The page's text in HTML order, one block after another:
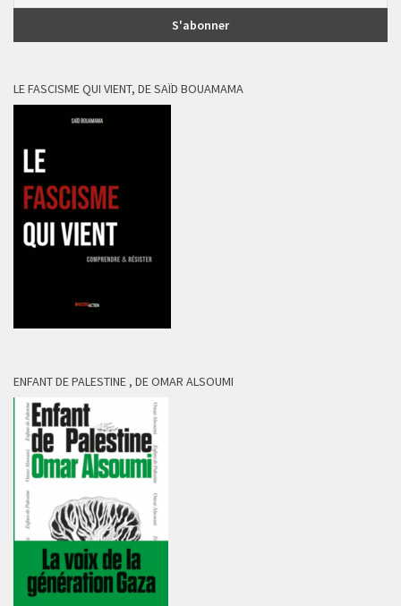
LE FASCISME QUI VIENT, DE SAÏD BOUAMAMA
ENFANT DE PALESTINE , DE OMAR ALSOUMI